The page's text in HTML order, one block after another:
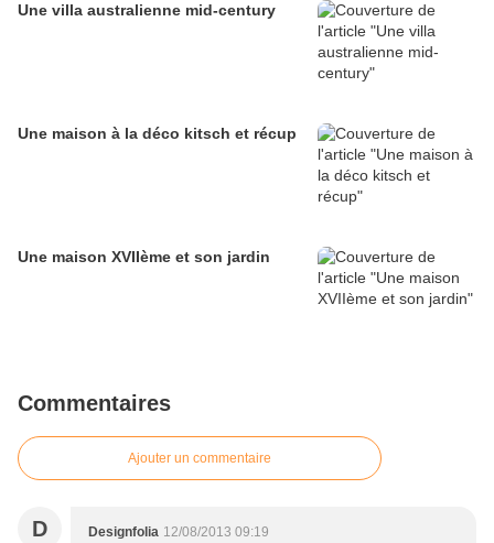
Une villa australienne mid-century
Une maison à la déco kitsch et récup
Une maison XVIIème et son jardin
Commentaires
Ajouter un commentaire
D Designfolia 12/08/2013 09:19